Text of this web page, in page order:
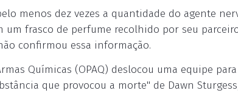
menos dez vezes a quantidade do agente
um frasco de perfume recolhido por seu
confirmou essa informação.
Químicas (OPAQ) deslocou uma equipe
que provocou a morte" de Dawn